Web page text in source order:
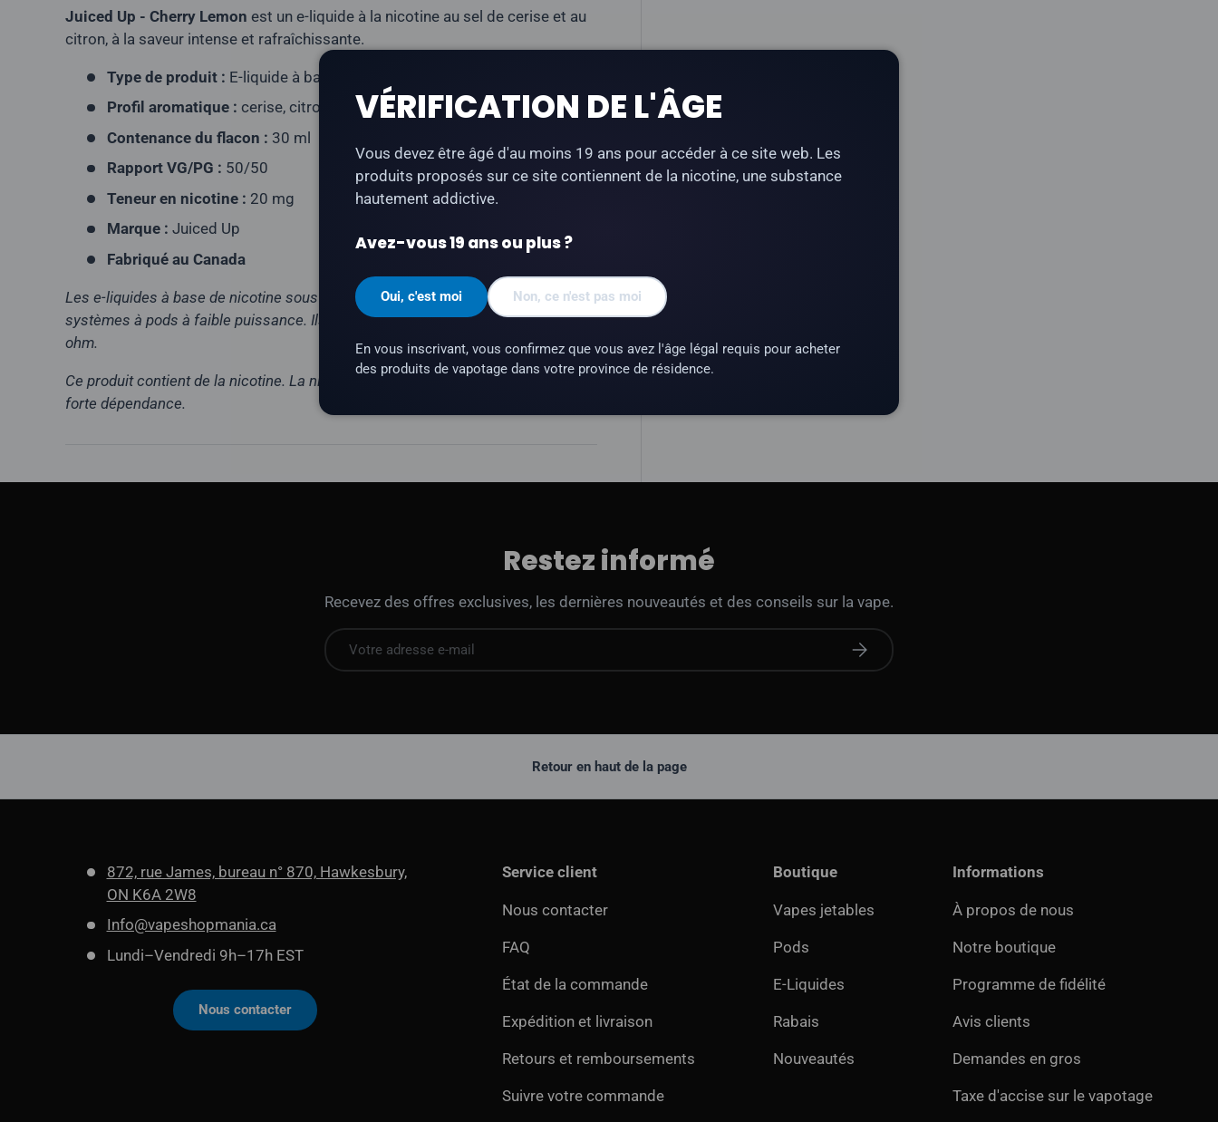
Juiced Up - Cherry Lemon est un e-liquide à la nicotine au sel de cerise et au
citron, à la saveur intense et rafraîchissante.
Type de produit : E-liquide à base de nicotine sous forme de sel
Profil aromatique : cerise, citron
Contenance du flacon : 30 ml
Rapport VG/PG : 50/50
Teneur en nicotine : 20 mg
Marque : Juiced Up
Fabriqué au Canada
Les e-liquides à base de nicotine sous forme de sel sont conçus pour les
systèmes à pods à faible puissance. Ils ne conviennent pas aux appareils sub-
ohm.
Ce produit contient de la nicotine. La nicotine est une substance qui crée une
forte dépendance.
Restez informé
Recevez des offres exclusives, les dernières nouveautés et des conseils sur la vape.
E-mail S'abonner
VÉRIFICATION DE L'ÂGE
Vous devez être âgé d'au moins 19 ans pour accéder à ce site web. Les
produits proposés sur ce site contiennent de la nicotine, une substance
hautement addictive.
Avez-vous 19 ans ou plus ?
Oui, c'est moi Non, ce n'est pas moi
En vous inscrivant, vous confirmez que vous avez l'âge légal requis pour acheter
des produits de vapotage dans votre province de résidence.
Retour en haut de la page
872, rue James, bureau n° 870, Hawkesbury,
ON K6A 2W8
Info@vapeshopmania.ca
Lundi–Vendredi 9h–17h EST
Nous contacter
Service client
Nous contacter
FAQ
État de la commande
Expédition et livraison
Retours et remboursements
Suivre votre commande
Boutique
Vapes jetables
Pods
E-Liquides
Rabais
Nouveautés
Informations
À propos de nous
Notre boutique
Programme de fidélité
Avis clients
Demandes en gros
Taxe d'accise sur le vapotage